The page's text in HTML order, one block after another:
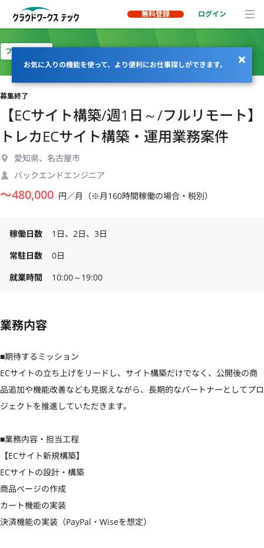
無料登録 ログイン
お気に入りの機能を使って、より便利にお仕事探しができます。
フルリモート
募集終了
【ECサイト構築/週1日～/フルリモート】
トレカECサイト構築・運用業務案件
愛知県、名古屋市
バックエンドエンジニア
〜480,000 円／月（※月160時間稼働の場合・税別）
稼働日数
1日、2日、3日
常駐日数
0日
就業時間
10:00～19:00
業務内容
■期待するミッション
ECサイトの立ち上げをリードし、サイト構築だけでなく、公開後の商
品追加や機能改善なども見据えながら、長期的なパートナーとしてプロ
ジェクトを推進していただきます。
■業務内容・担当工程
【ECサイト新規構築】
ECサイトの設計・構築
商品ページの作成
カート機能の実装
決済機能の実装（PayPal・Wiseを想定）